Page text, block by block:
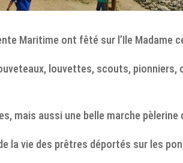
Maritime ont fêté sur l’Ile Madame
louvettes, scouts, pionniers,
mais aussi une belle marche
la vie des prêtres déportés sur les